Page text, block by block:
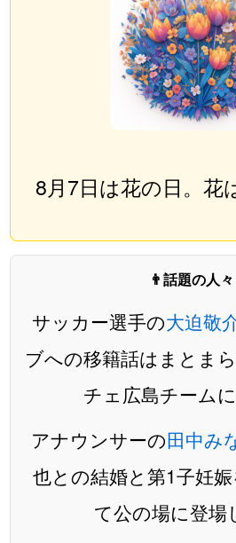
8月7日は花の日。花
👨話題の人々
サッカー選手の大迫敬
ブへの移籍話はまとま
チェ広島チーム
アナウンサーの田中み
也との結婚と第1子妊
て公の場に登場